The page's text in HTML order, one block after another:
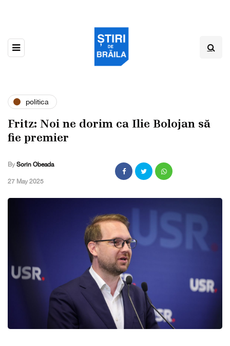
politica
Fritz: Noi ne dorim ca Ilie Bolojan să
fie premier
By Sorin Obeada
,27 May 2025